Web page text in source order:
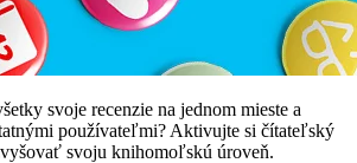
svoje recenzie na jednom mieste a
používateľmi? Aktivujte si čítateľský
svoju knihomoľskú úroveň.